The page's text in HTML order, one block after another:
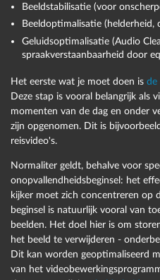
Schakel voor al het verdere
met de knop rechts. Hier krijg
je later je videomateriaal
muziek, titels of ander
Hier maak je ook alle
de postproductie. Verwijder
onbruikbare passages door op
al het overbodige materiaal uit
Om dit te doen, klik je
Beeldstabilisatie (voor
Beeldoptimalisatie
Geluidsoptimalisatie (Audio
spraakverstaanbaarheid door
Het eerste wat je moet doen is de
Deze stap is vooral belangrijk als
momenten van de dag en onder
zijn opgenomen. Dit is
reisvideo's.
Normaliter geldt, behalve voor
onopvallendheidsbeginsel: het
kijker moet zich concentreren op
beginsel is natuurlijk vooral van
beelden. Het doel hier is om
het beeld te verwijderen -
Dit kan worden geoptimaliseerd
van het